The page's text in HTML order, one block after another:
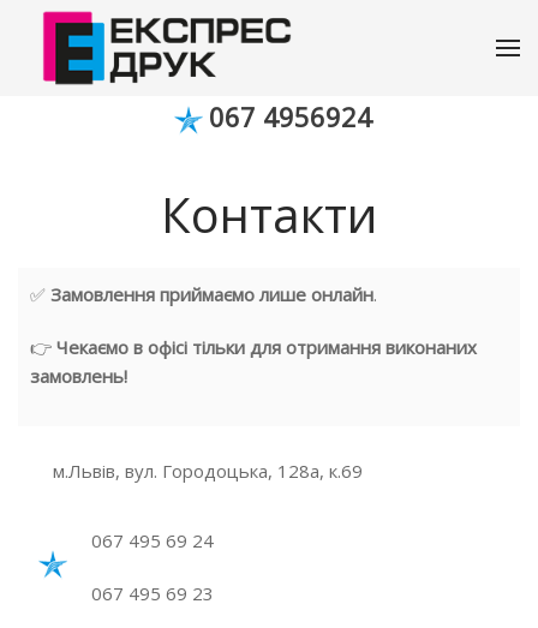
067 4956924
Контакти
✅ Замовлення приймаємо лише онлайн.
👉 Чекаємо в офісі тільки для отримання виконаних
замовлень!
м.Львів, вул. Городоцька, 128а, к.69
067 495 69 24
067 495 69 23